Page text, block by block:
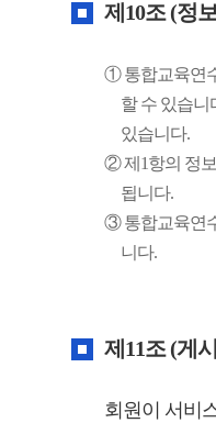
제10조 (정
① 통합교육연
할 수 있습니
있습니다.
② 제1항의 정
됩니다.
③ 통합교육연
니다.
제11조 (게
회원이 서비